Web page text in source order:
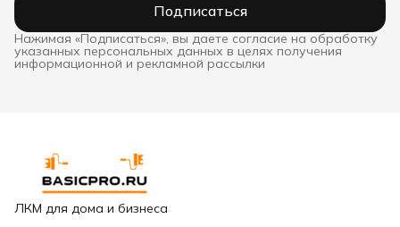
Подписаться
Нажимая «Подписаться», вы даете согласие на обработку
указанных персональных данных в целях получения
информационной и рекламной рассылки
ЛКМ для дома и бизнеса